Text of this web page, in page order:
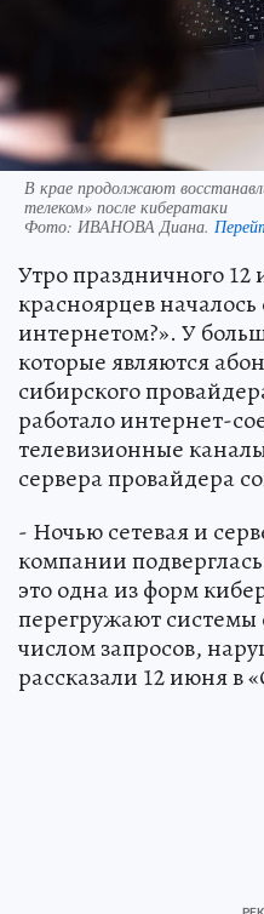
В крае продолжают
телеком» после кибератаки
Фото: ИВАНОВА Диана.
Утро праздничного
красноярцев началось
интернетом?». У
которые являются
сибирского
работало интернет-
телевизионные
сервера провайдера
- Ночью сетевая и
компании
это одна из форм
перегружают
числом запросов,
рассказали 12 июня в